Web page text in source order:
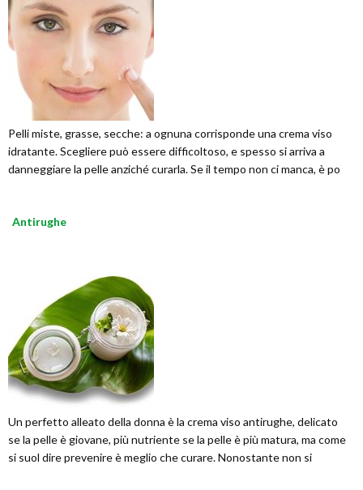
Pelli miste, grasse, secche: a ognuna corrisponde una crema viso
idratante. Scegliere può essere difficoltoso, e spesso si arriva a
danneggiare la pelle anziché curarla. Se il tempo non ci manca, è po
Antirughe
Un perfetto alleato della donna è la crema viso antirughe, delicato
se la pelle è giovane, più nutriente se la pelle è più matura, ma come
si suol dire prevenire è meglio che curare. Nonostante non si